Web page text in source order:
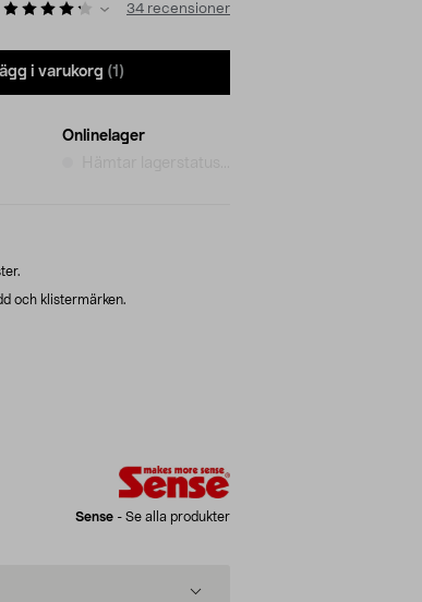
34 recensioner
i varukorg (1)
Onlinelager
och klistermärken.
Sense - Se alla produkter